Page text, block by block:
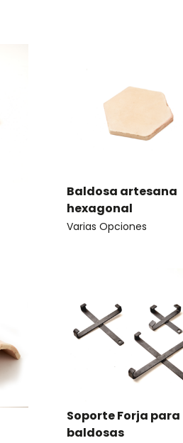
Baldosa artesana
hexagonal
Varias Opciones
Soporte Forja para
baldosas